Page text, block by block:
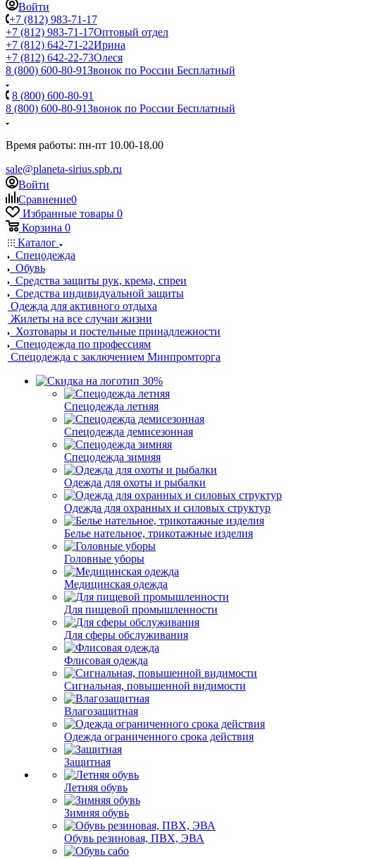
Войти
+7 (812) 983-71-17
+7 (812) 983-71-17Оптовый отдел
+7 (812) 642-71-22Ирина
+7 (812) 642-22-73Олеся
8 (800) 600-80-91Звонок по России Бесплатный
8 (800) 600-80-91
8 (800) 600-80-91Звонок по России Бесплатный
Время работы: пн-пт 10.00-18.00
sale@planeta-sirius.spb.ru
Войти
Сравнение0
Избранные товары 0
Корзина 0
Каталог
Спецодежда
Обувь
Средства защиты рук, крема, спреи
Средства индивидуальной защиты
Одежда для активного отдыха
Жилеты на все случаи жизни
Хозтовары и постельные принадлежности
Спецодежда по профессиям
Спецодежда с заключением Минпромторга
Спецодежда летняя
Спецодежда демисезонная
Спецодежда зимняя
Одежда для охоты и рыбалки
Одежда для охранных и силовых структур
Белье нательное, трикотажные изделия
Головные уборы
Медицинская одежда
Для пищевой промышленности
Для сферы обслуживания
Флисовая одежда
Сигнальная, повышенной видимости
Влагозащитная
Одежда ограниченного срока действия
Защитная
Летняя обувь
Зимняя обувь
Обувь резиновая, ПВХ, ЭВА